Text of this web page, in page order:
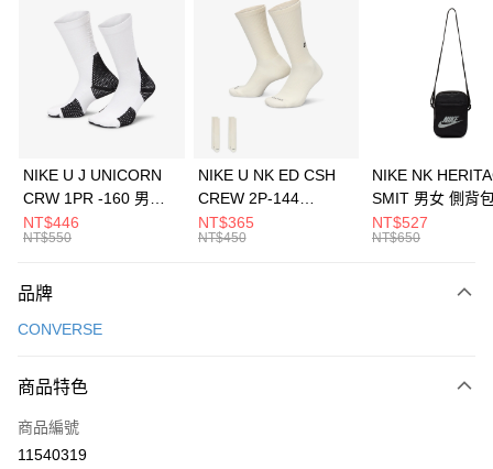
3 期 0 利率 每期 21家銀行
合作金庫商業銀行
第一商業銀行
華南商業銀行
彰化商業銀行
上海商業儲蓄銀行
元大商業銀行
台灣樂天信用卡公司
Apple Pay
全盈+PAY
AFTEE先享後付
【關於「AFTEE先享後付」】
便利好安心！
３．安心：先確認商品／服務後，再付款。
【「AFTEE先享後付」結帳流程】
１．於結帳方式選擇「AFTEE先享後付」後，將跳轉至「AFTEE先享後付」
運送方式
每筆NT$100，滿NT$1,500(含以上)免運費
宅配
每筆NT$100，滿NT$1,500(含以上)免運費
NIKE U J UNICORN
CRW 1PR -160 男女
中統襪 FZ3393100
NT$446
NT$550
NIKE U NK ED CSH
CREW 2P-144
EMBRDY 男女 短統襪
FZ3073133
NT$365
NT$450
NIKE NK
SMIT 男女 側背
BA5871010
NT$527
NT$650
品牌
CONVERSE
商品特色
商品編號
11540319